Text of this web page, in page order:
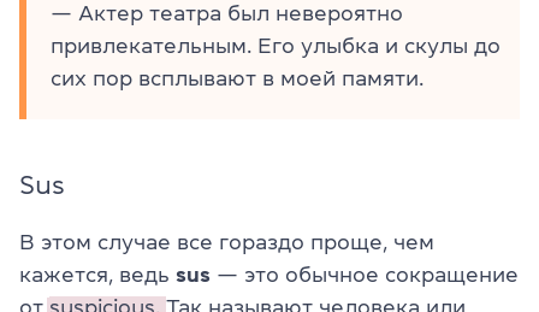
— Актер театра был невероятно
привлекательным. Его улыбка и скулы до
сих пор всплывают в моей памяти.
Sus
В этом случае все гораздо проще, чем
кажется, ведь sus — это обычное сокращение
от suspicious. Так называют человека или